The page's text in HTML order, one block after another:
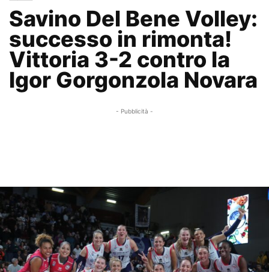
Savino Del Bene Volley:
successo in rimonta!
Vittoria 3-2 contro la
Igor Gorgonzola Novara
- Pubblicità -